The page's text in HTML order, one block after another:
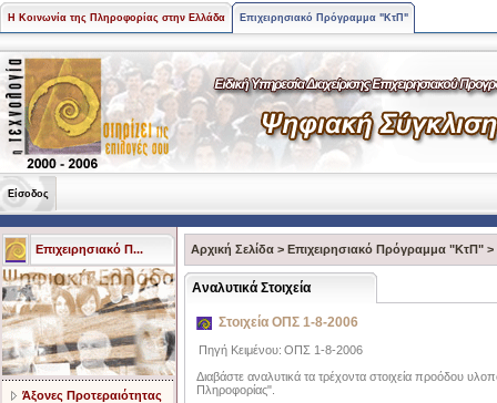
Η Κοινωνία της Πληροφορίας στην Ελλάδα Επιχειρησιακό Πρόγραμμα "ΚτΠ"
Είσοδος
Επιχειρησιακό Π...
Άξονες Προτεραιότητας
Αρχική Σελίδα > Επιχειρησιακό Πρόγραμμα "ΚτΠ" >
Aναλυτικά Στοιχεία
Στοιχεία ΟΠΣ 1-8-2006
Πηγή Κειμένου: ΟΠΣ 1-8-2006
Διαβάστε αναλυτικά τα τρέχοντα στοιχεία προόδου
Πληροφορίας".